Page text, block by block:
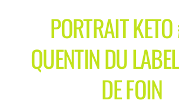
PORTRAIT
QUENTIN DU
DE FOIN